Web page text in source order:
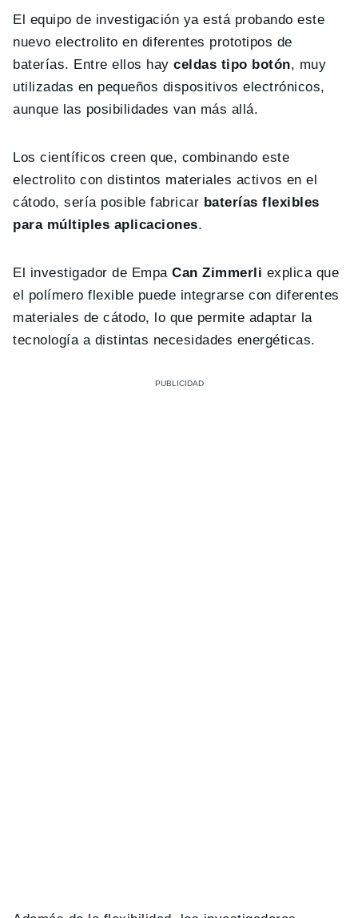
El equipo de investigación ya está probando este
nuevo electrolito en diferentes prototipos de
baterías. Entre ellos hayceldas tipo botón, muy
utilizadas en pequeños dispositivos electrónicos,
aunque las posibilidades van más allá.
Los científicos creen que, combinando este
electrolito con distintos materiales activos en el
cátodo, sería posible fabricar baterías flexibles
para múltiples aplicaciones.
El investigador de EmpaCan Zimmerli explica que
el polímero flexible puede integrarse con diferentes
materiales de cátodo, lo que permite adaptar la
tecnología a distintas necesidades energéticas.